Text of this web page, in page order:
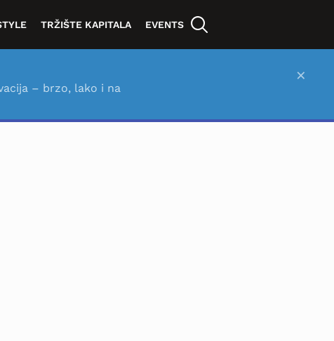
TRŽIŠTE KAPITALA EVENTS
– brzo, lako i na
×